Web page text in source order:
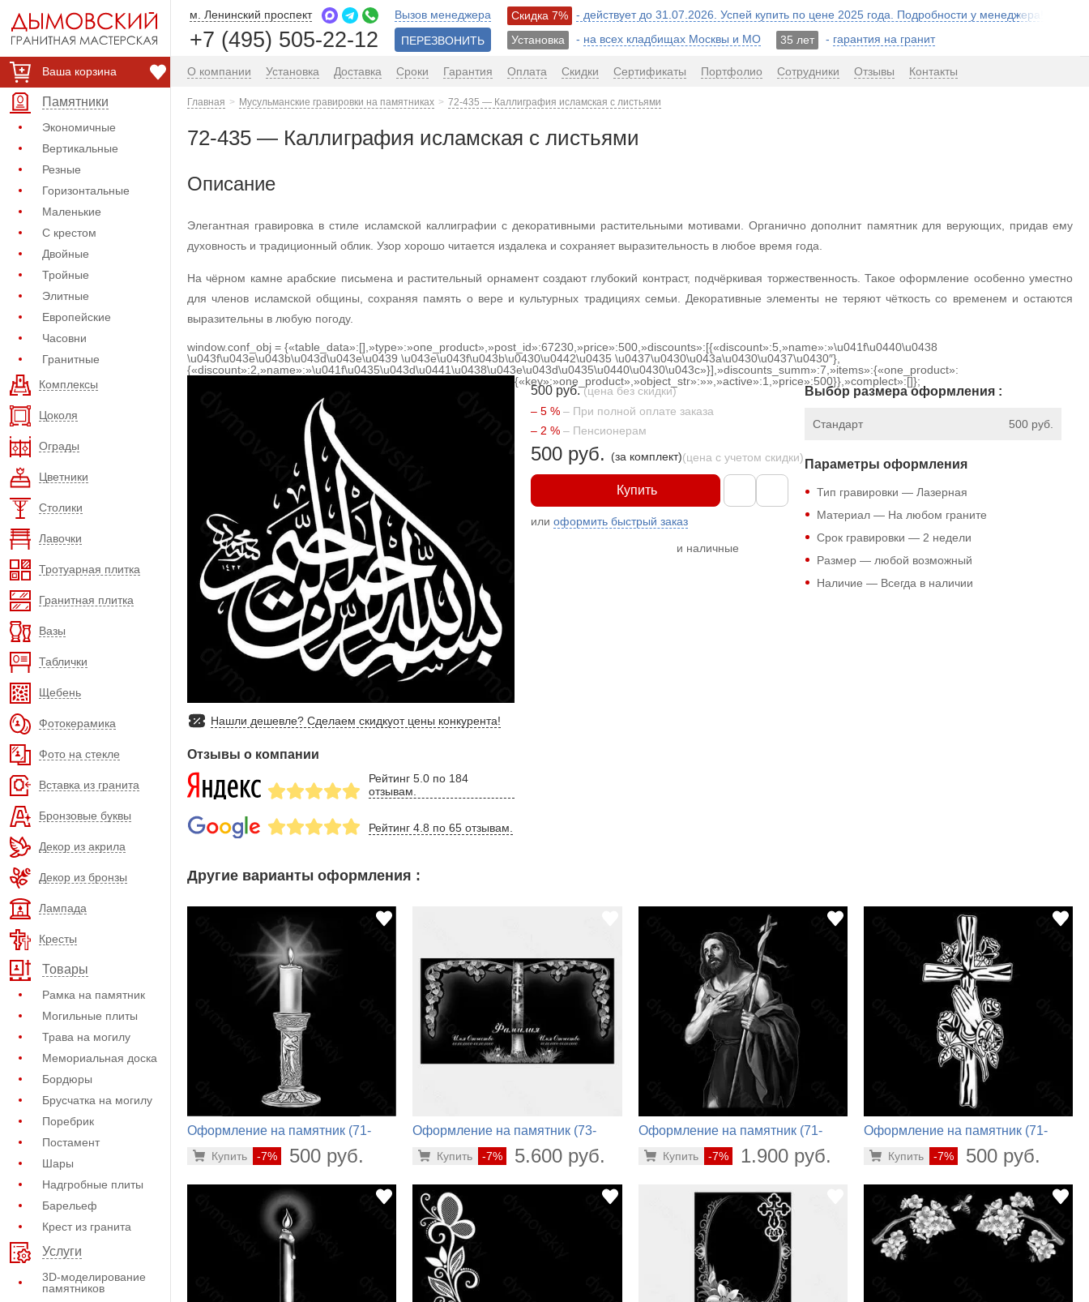
Ваша корзина
Памятники
Экономичные
Вертикальные
Резные
Горизонтальные
Маленькие
С крестом
Двойные
Тройные
Элитные
Европейские
Часовни
Гранитные
Комплексы
Цоколя
Ограды
Цветники
Столики
Лавочки
Тротуарная плитка
Гранитная плитка
Вазы
Таблички
Щебень
Фотокерамика
Фото на стекле
Вставка из гранита
Бронзовые буквы
Декор из акрила
Декор из бронзы
Лампада
Кресты
Товары
Рамка на памятник
Могильные плиты
Трава на могилу
Мемориальная доска
Бордюры
Брусчатка на могилу
Поребрик
Постамент
Шары
Надгробные плиты
Барельеф
Крест из гранита
Услуги
3D-моделирование
памятников
м. Ленинский проспект
+7 (495) 505-22-12
Вызов менеджера
ПЕРЕЗВОНИТЬ
Скидка 7%
- действует до 31.07.2026. Успей купить по цене 2025 года. Подробности у менеджера!
Установка
- на всех кладбищах Москвы и МО 35 лет - гарантия на гранит
О компании Установка Доставка Сроки Гарантия Оплата Скидки Сертификаты Портфолио Сотрудники Отзывы Контакты
Главная Мусульманские гравировки на памятниках 72-435 — Каллиграфия исламская с листьями
72-435 — Каллиграфия исламская с листьями
Описание
Элегантная гравировка в стиле исламской каллиграфии с декоративными растительными мотивами. Органично дополнит памятник для верующих, придав ему
духовность и традиционный облик. Узор хорошо читается издалека и сохраняет выразительность в любое время года.
На чёрном камне арабские письмена и растительный орнамент создают глубокий контраст, подчёркивая торжественность. Такое оформление особенно уместно
для членов исламской общины, сохраняя память о вере и культурных традициях семьи. Декоративные элементы не теряют чёткость со временем и остаются
выразительны в любую погоду.
window.conf_obj = {«table_data»:[],»type»:»one_product»,»post_id»:67230,»price»:500,»discounts»:[{«discount»:5,»name»:»\u041f\u0440\u0438
\u043f\u043e\u043b\u043d\u043e\u0439 \u043e\u043f\u043b\u0430\u0442\u0435 \u0437\u0430\u043a\u0430\u0437\u0430″},
{«discount»:2,»name»:»\u041f\u0435\u043d\u0441\u0438\u043e\u043d\u0435\u0440\u0430\u043c»}],»discounts_summ»:7,»items»:{«one_product»:
{«key»:»one_product»,»object_str»:»»,»active»:1,»price»:500}},»complect»:[]};
Нашли дешевле? Сделаем скидкуот цены конкурента!
Отзывы о компании
Рейтинг 5.0 по 184
отзывам.
Рейтинг 4.8 по 65 отзывам.
500 руб. (цена без скидки)
– 5 % – При полной оплате заказа
– 2 % – Пенсионерам
500 руб. (за комплект)(цена с учетом скидки)
Купить
илиоформить быстрый заказ
и наличные
Выбор размера оформления :
500 руб.
Стандарт
Параметры оформления
Тип гравировки — Лазерная
Материал — На любом граните
Срок гравировки — 2 недели
Размер — любой возможный
Наличие — Всегда в наличии
Другие варианты оформления :
Оформление на памятник (71-
-7% 500 руб.
Купить
Оформление на памятник (73-
-7% 5.600 руб.
Купить
Оформление на памятник (71-
-7% 1.900 руб.
Купить
Оформление на памятник (71-
-7% 500 руб.
Купить